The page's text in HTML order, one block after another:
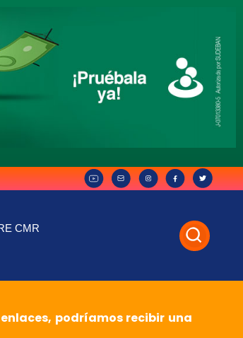
CMR
podríamos recibir una